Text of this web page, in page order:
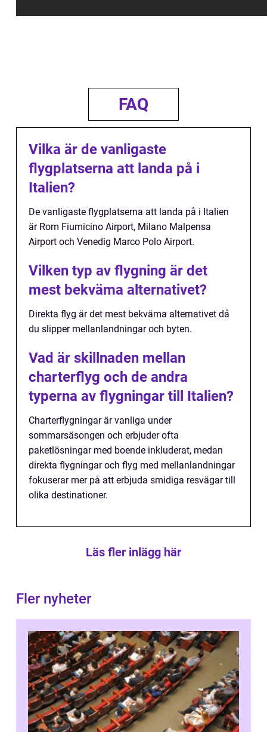
FAQ
Vilka är de vanligaste
flygplatserna att landa på i
Italien?
De vanligaste flygplatserna att landa på i Italien
är Rom Fiumicino Airport, Milano Malpensa
Airport och Venedig Marco Polo Airport.
Vilken typ av flygning är det
mest bekväma alternativet?
Direkta flyg är det mest bekväma alternativet då
du slipper mellanlandningar och byten.
Vad är skillnaden mellan
charterflyg och de andra
typerna av flygningar till Italien?
Charterflygningar är vanliga under
sommarsäsongen och erbjuder ofta
paketlösningar med boende inkluderat, medan
direkta flygningar och flyg med mellanlandningar
fokuserar mer på att erbjuda smidiga resvägar till
olika destinationer.
Läs fler inlägg här
Fler nyheter